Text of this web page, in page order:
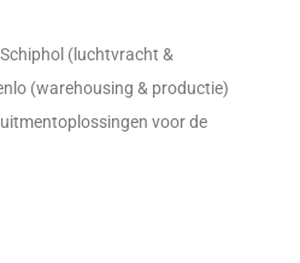
(luchtvracht &
(warehousing & productie)
voor de